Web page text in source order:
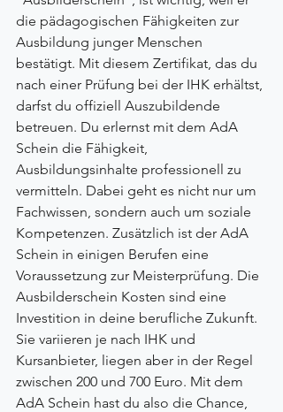
die pädagogischen Fähigkeiten zur
Ausbildung junger Menschen
bestätigt. Mit diesem Zertifikat, das du
nach einer Prüfung bei der IHK erhältst,
darfst du offiziell Auszubildende
betreuen. Du erlernst mit dem AdA
Schein die Fähigkeit,
Ausbildungsinhalte professionell zu
vermitteln. Dabei geht es nicht nur um
Fachwissen, sondern auch um soziale
Kompetenzen. Zusätzlich ist der AdA
Schein in einigen Berufen eine
Voraussetzung zur Meisterprüfung. Die
Ausbilderschein Kosten sind eine
Investition in deine berufliche Zukunft.
Sie variieren je nach IHK und
Kursanbieter, liegen aber in der Regel
zwischen 200 und 700 Euro. Mit dem
AdA Schein hast du also die Chance,